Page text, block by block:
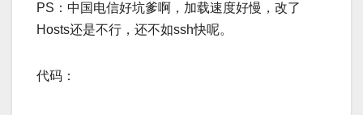
PS：中国电信好坑爹啊，加载速度好慢，改了
Hosts还是不行，还不如ssh快呢。
代码：